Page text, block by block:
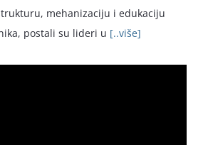
mehanizaciju i edukaciju
postali su lideri u [..više]